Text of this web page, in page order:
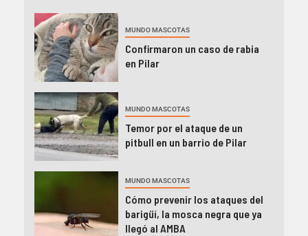
MUNDO MASCOTAS
Confirmaron un caso de rabia
en Pilar
MUNDO MASCOTAS
Temor por el ataque de un
pitbull en un barrio de Pilar
MUNDO MASCOTAS
Cómo prevenir los ataques del
barigüí, la mosca negra que ya
llegó al AMBA